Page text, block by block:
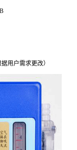
用户需求更改）